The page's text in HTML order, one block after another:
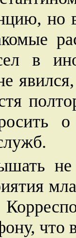
но
в
что